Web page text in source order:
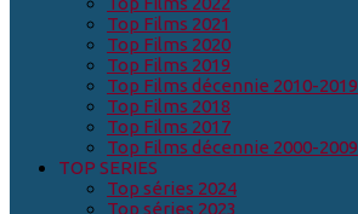
Top Films 2021
Top Films 2020
Top Films 2019
Top Films décennie 2010-2019
Top Films 2018
Top Films 2017
Top Films décennie 2000-2009
TOP SERIES
Top séries 2024
Top séries 2023